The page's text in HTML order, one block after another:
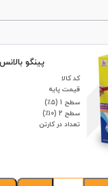
پینگو
کد کالا
قیمت پایه
سطح 1 (۵٪)
سطح 2 (۱۰٪)
تعداد در کارتن